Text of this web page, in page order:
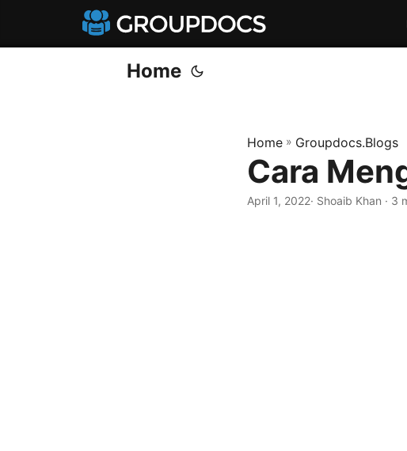
Home
Home » Groupdocs.Blogs
Cara
April 1, 2022· Shoaib Khan · 3